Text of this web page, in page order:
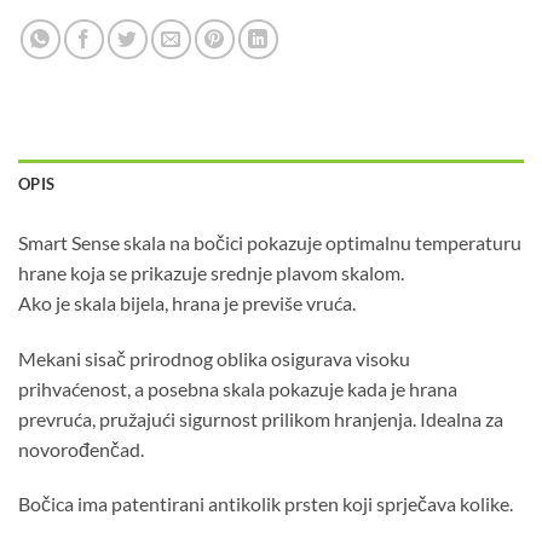
OPIS
Smart Sense skala na bočici pokazuje optimalnu temperaturu
hrane koja se prikazuje srednje plavom skalom.
Ako je skala bijela, hrana je previše vruća.
Mekani sisač prirodnog oblika osigurava visoku
prihvaćenost, a posebna skala pokazuje kada je hrana
prevruća, pružajući sigurnost prilikom hranjenja. Idealna za
novorođenčad.
Bočica ima patentirani antikolik prsten koji sprječava kolike.